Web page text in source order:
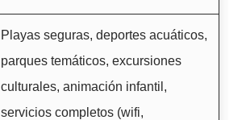
Playas seguras, deportes acuáticos,
parques temáticos, excursiones
culturales, animación infantil,
servicios completos (wifi,